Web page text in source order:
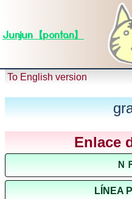
Junjun【pontan】
To English version
Enlace
Ｎ
LÍNEA